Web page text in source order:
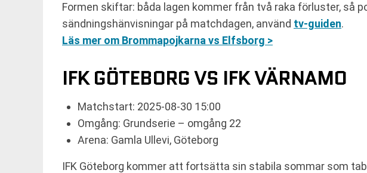
Formen skiftar: båda lagen kommer från två raka förluster, så
sändningshänvisningar på matchdagen, använd tv-guiden.
Läs mer om Brommapojkarna vs Elfsborg >
IFK GÖTEBORG VS IFK VÄRNAMO
Matchstart: 2025-08-30 15:00
Omgång: Grundserie – omgång 22
Arena: Gamla Ullevi, Göteborg
IFK Göteborg kommer att fortsätta sin stabila sommar som